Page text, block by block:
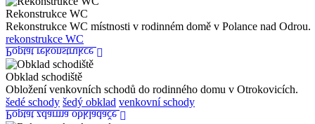
Rekonstrukce WC
Rekonstrukce WC místnosti v rodinném domě v Polance nad Odrou.
rekonstrukce WC
Poptat rekonstrukce
Obklad schodiště
Obložení venkovních schodů do rodinného domu v Otrokovicích.
šedé schody šedý obklad venkovní schody
Poptat zdarma obkladače